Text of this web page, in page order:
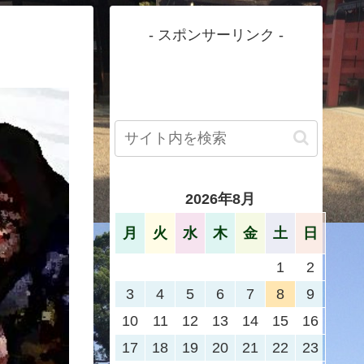
- スポンサーリンク -
2026年8月
月 火 水 木 金 土 日
1
2
3
4 5 6 7 8
9
10
11 12 13 14 15
16
17
18 19 20 21 22 23